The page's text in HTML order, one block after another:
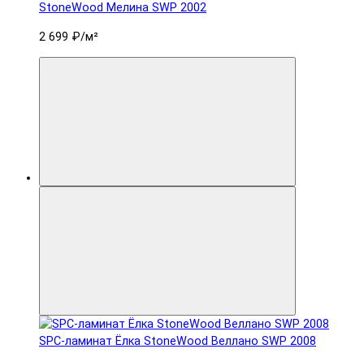
StoneWood Мелина SWP 2002
2 699 ₽/м²
SPC-ламинат Ëлка StoneWood Веллано SWP 2008